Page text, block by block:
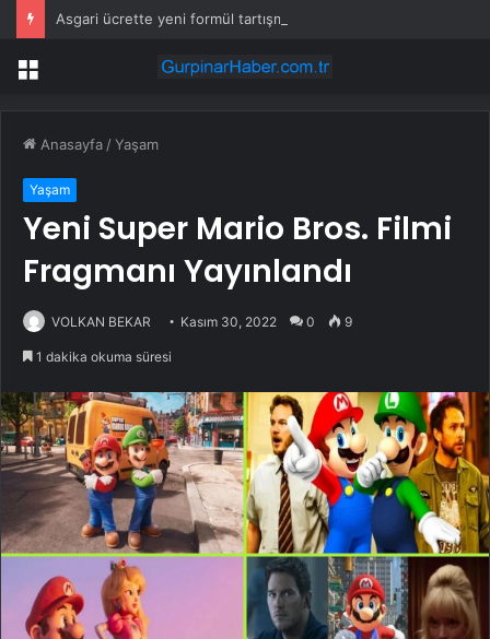
Menü
Anasayfa /Yaşam
Yaşam
Yeni Super Mario Bros. Filmi
Fragmanı Yayınlandı
VOLKAN BEKAR Kasım 30, 2022 0 9
1 dakika okuma süresi